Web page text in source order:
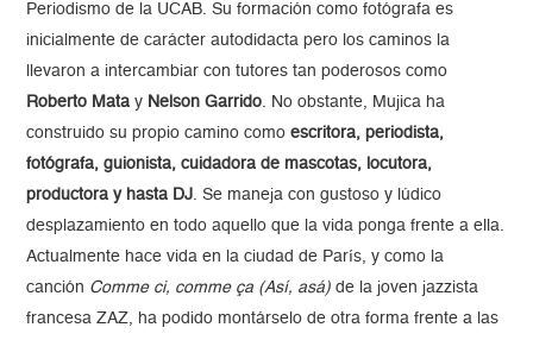
Periodismo de la UCAB. Su formación como fotógrafa es
inicialmente de carácter autodidacta pero los caminos la
llevaron a intercambiar con tutores tan poderosos como
Roberto Mata y Nelson Garrido. No obstante, Mujica ha
construido su propio camino comoescritora, periodista,
fotógrafa, guionista, cuidadora de mascotas, locutora,
productora y hasta DJ. Se maneja con gustoso y lúdico
desplazamiento en todo aquello que la vida ponga frente a ella.
Actualmente hace vida en la ciudad de París, y como la
canción Comme ci, comme ça (Así, asá)de la joven jazzista
francesa ZAZ, ha podido montárselo de otra forma frente a las